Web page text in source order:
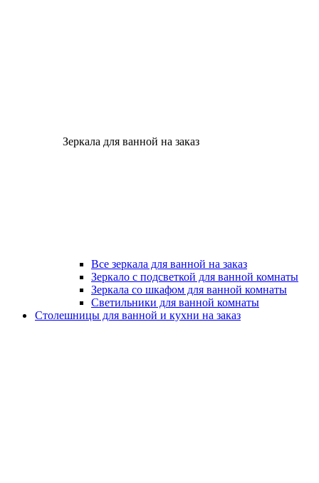
Зеркала для ванной на заказ
Все зеркала для ванной на заказ
Зеркало с подсветкой для ванной комнаты
Зеркала со шкафом для ванной комнаты
Светильники для ванной комнаты
Столешницы для ванной и кухни на заказ